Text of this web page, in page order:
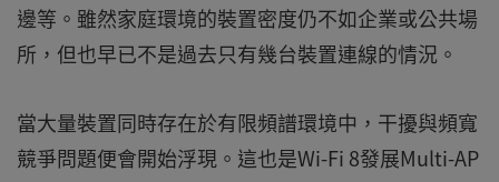
邊等。雖然家庭環境的裝置密度仍不如企業或公共場
所，但也早已不是過去只有幾台裝置連線的情況。
當大量裝置同時存在於有限頻譜環境中，干擾與頻寬
競爭問題便會開始浮現。這也是Wi-Fi 8發展Multi-AP